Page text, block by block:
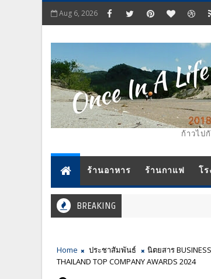
Aug 6, 2026
ก้าวไป
ร้านอาหาร ร้านกาแฟ โร
BREAKING
Home ประชาสัมพันธ์
นิตยสาร
THAILAND TOP COMPANY AWARDS 2024